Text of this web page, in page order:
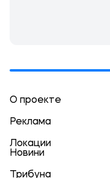
О проекте
Реклама
Локации
Новини
Трибуна